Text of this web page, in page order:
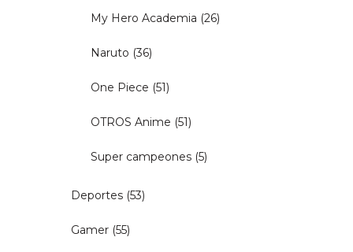
My Hero Academia (26)
Naruto (36)
One Piece (51)
OTROS Anime (51)
Super campeones (5)
Deportes (53)
Gamer (55)